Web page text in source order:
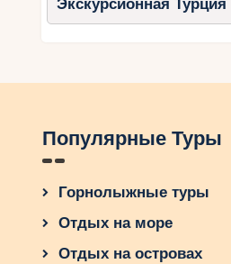
Экскурсионная Турция
Популярные Туры
Горнолыжные туры
Отдых на море
Отдых на островах